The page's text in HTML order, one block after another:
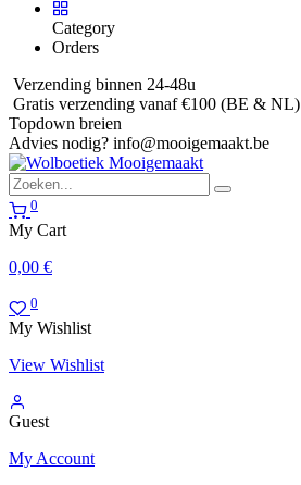
Category
Orders
Verzending binnen 24-48u
Gratis verzending vanaf €100 (BE & NL)
Topdown breien
Advies nodig? info@mooigemaakt.be
0
My Cart
0,00 €
0
My Wishlist
View Wishlist
Guest
My Account